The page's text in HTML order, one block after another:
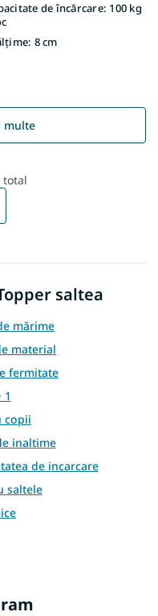
de încărcare: 100 kg
8 cm
multe
total
saltea
mărime
material
fermitate
1
copii
inaltime
de incarcare
saltele